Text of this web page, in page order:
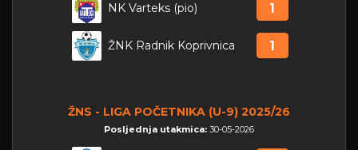
NK Varteks (pio) 1
ŽNK Radnik Koprivnica 1
ŽNS - LIGA POČETNIKA (U-9) 2025/26
Posljednja utakmica: 30-05-2026